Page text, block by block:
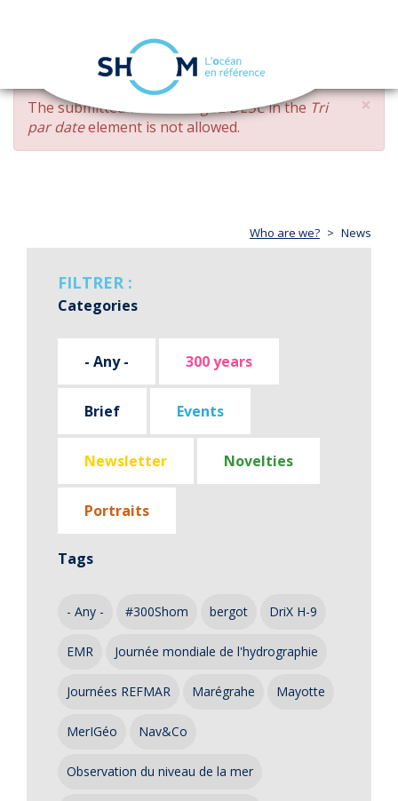
Skip
main
content
navigation
×
ERROR
MESSAGE
The submitted value changed DESCin the Tri
par dateelement is not allowed.
Who are we? News
FILTRER :
Categories
- Any - 300 years
Brief Events
Newsletter Novelties
Portraits
Tags
- Any - #300Shom bergot DriX H-9
EMR Journée mondiale de l'hydrographie
Journées REFMAR Marégrahe Mayotte
MerIGéo Nav&Co
Observation du niveau de la mer